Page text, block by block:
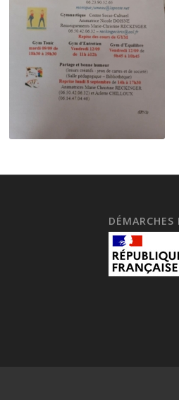
DÉMARCHES